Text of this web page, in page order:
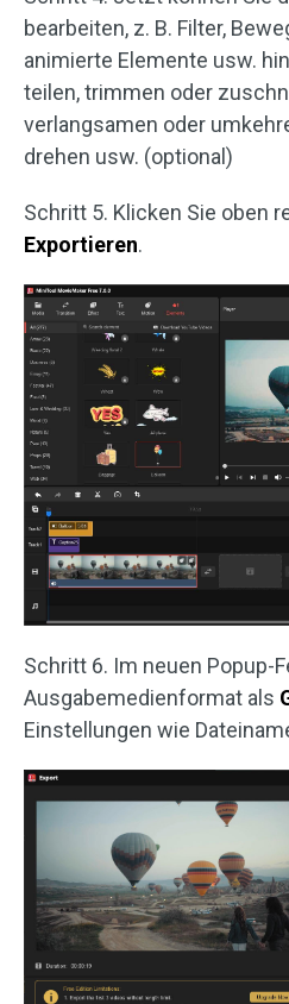
bearbeiten, z. B. Filter,
animierte Elemente usw.
teilen, trimmen oder
verlangsamen oder
drehen usw. (optional)
Schritt 5. Klicken Sie oben
Exportieren.
Schritt 6. Im neuen Popup-
Ausgabemedienformat als
Einstellungen wie